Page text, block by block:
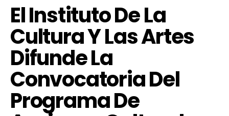
El Instituto De La
Cultura Y Las Artes
Difunde La
Convocatoria Del
Programa De